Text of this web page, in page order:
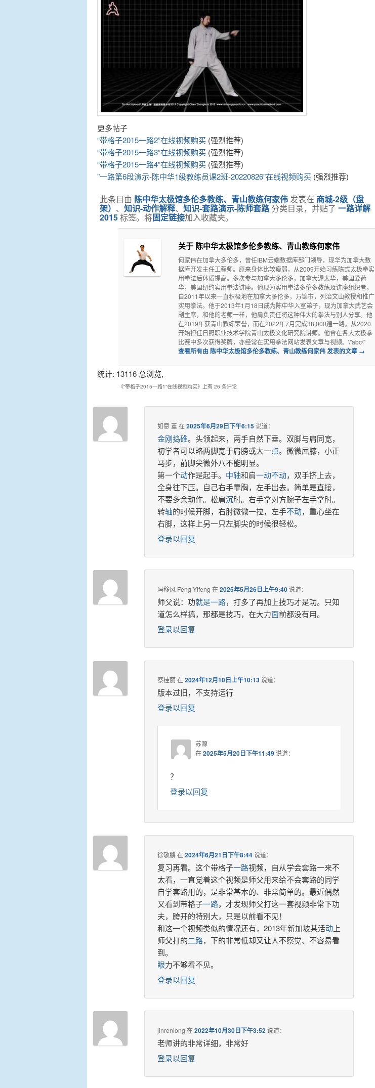
更多帖子
“带格子2015一路2”在线视频购买 (强烈推荐)
“带格子2015一路3”在线视频购买 (强烈推荐)
“带格子2015一路4”在线视频购买 (强烈推荐)
"一路第6段演示-陈中华1级教练员课2班-20220826"在线视频购买 (强烈推荐)
此条目由 陈中华太极馆多伦多教练、青山教练何家伟发表在 商城-2级（盘
架） 、 知识-动作解释、 知识-套路演示-陈师套路分类目录，并贴了 一路详解
2015标签。将固定链接加入收藏夹。
关于 陈中华太极馆多伦多教练、青山教练何家伟
何家伟在加拿大多伦多，曾任IBM云端数据库部门领导，现华为加拿大数
据库开发主任工程师。原来身体比较瘦弱，从2009开始习练陈式太极拳实
用拳法后体质提高。多次参与加拿大多伦多，加拿大渥太华，美国爱荷
华，美国纽约实用拳法讲座。他现为实用拳法多伦多教练及讲座组织者，
自2011年以来一直积极地在加拿大多伦多，万锦市，列治文山教授和推广
实用拳法。他于2013年1月18日成为陈中华入室弟子，现为加拿大武艺会
副主席，和他的老师一样，他肩负责任将这种伟大的拳法与别人分享。他
在2019年获青山教练荣誉，而在2022年7月完成38,000遍一路。从2020
开始担任日照职业技术学院青山太极文化研究院讲师。他曾在各大太极拳
比赛中多次获得奖牌，亦经常在实用拳法网站发表文章与视频。\"abc\"
查看所有由 陈中华太极馆多伦多教练、青山教练何家伟 发表的文章 →
统计: 13116 总浏览,
《“带格子2015一路1”在线视频购买》上有 26 条评论
如意 董在2025年6月29日下午6:15说道：
金刚捣碓。头领起来，两手自然下垂。双脚与肩同宽，
初学者可以略两脚宽于肩膀或大一点。微微屈膝，小正
马步，前脚尖微外八不能明显。
第一个动作是起手。 中轴和肩一动不动，双手挤上去，
全身往下压。自己右手靠胸，左手出去。简单是直接，
不要多余动作。松肩沉肘。右手拿对方腕子左手拿肘。
转轴的时候开脚，右肘微微一拉，左手不动，重心坐在
右脚，这样上另一只左脚尖的时候很轻松。
登录以回复
冯移风 Feng Yifeng 在2025年5月26日上午9:40说道：
师父说：功就是一路，打多了再加上技巧才是功。只知
道怎么样搞，那都是技巧，在大力面前都没有用。
登录以回复
蔡桂丽在2024年12月10日上午10:13说道：
版本过旧，不支持运行
登录以回复
苏源
在2025年5月20日下午11:49说道：
？
登录以回复
徐敬鹏在2024年6月21日下午8:44说道：
复习再看。这个带格子一路视频，自从学会套路一来不
太看，一直觉着这个视频是师父用来给不会套路的同学
自学套路用的，是非常基本的、非常简单的。最近偶然
又看到带格子一路，才发现师父打这一套视频非常下功
夫，胯开的特别大，只是以前看不见！
和这一个视频类似的情况还有，2013年新加坡某活动上
师父打的二路，下的非常低却又让人不察觉、不容易看
到。
眼力不够看不见。
登录以回复
jinrenlong 在2022年10月30日下午3:52说道：
老师讲的非常详细，非常好
登录以回复